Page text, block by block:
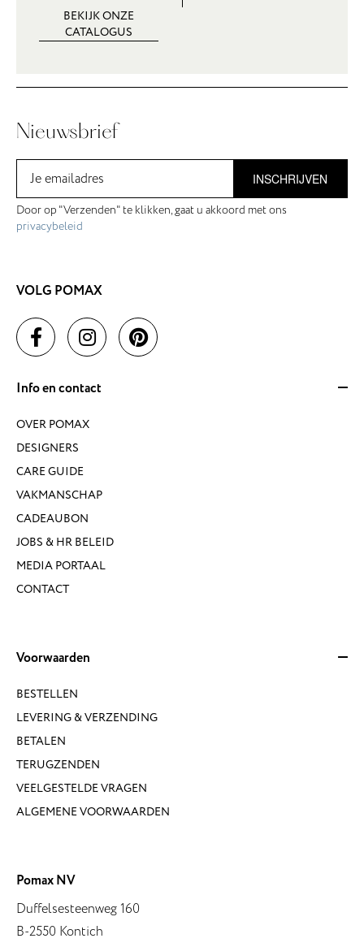
BEKIJK ONZE
CATALOGUS
Nieuwsbrief
INSCHRIJVEN
Door op "Verzenden" te klikken, gaat u akkoord met ons
privacybeleid
VOLG POMAX
Info en contact
OVER POMAX
DESIGNERS
CARE GUIDE
VAKMANSCHAP
CADEAUBON
JOBS & HR BELEID
MEDIA PORTAAL
CONTACT
Voorwaarden
BESTELLEN
LEVERING & VERZENDING
BETALEN
TERUGZENDEN
VEELGESTELDE VRAGEN
ALGEMENE VOORWAARDEN
Pomax NV
Duffelsesteenweg 160
B-2550 Kontich